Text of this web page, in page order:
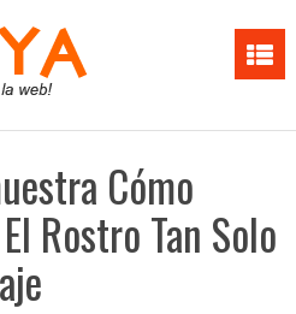
Cómo
Rostro Tan Solo